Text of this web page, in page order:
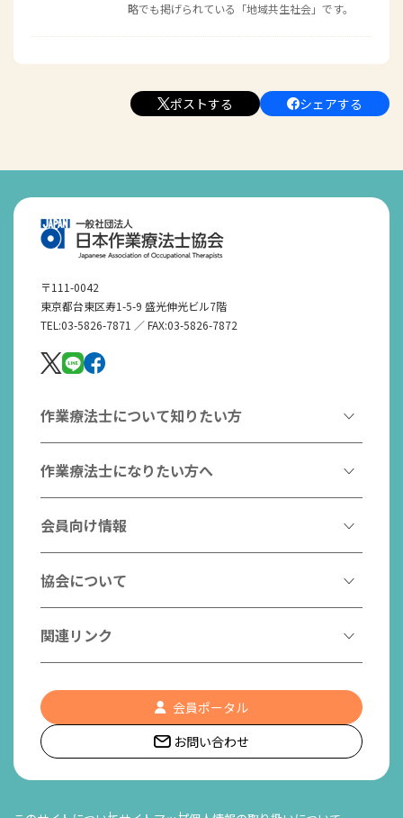
略でも掲げられている「地域共生社会」です。
ポストする シェアする
〒111-0042
東京都台東区寿1-5-9 盛光伸光ビル7階
TEL:03-5826-7871 ／ FAX:03-5826-7872
作業療法士について知りたい方
作業療法とは
作業療法士とは
はたらく作業療法士
作業療法士のスゴ技
作業療法士の支援を受ける
チームの中で活躍する作業療法士
認知症の方への作業療法
作業療法士になりたい方へ
作業療法士になるには
作業療法士として活躍する先輩
こんなところで活躍！作業療法士
作業療法士養成校一覧
入会案内
会員向け情報
協会からのお知らせ
研修会一覧
日本作業療法学会
協会について
会長挨拶
社員名簿
組織図
作業療法の定義
関連リンク
都道府県作業療法士会
作業療法士養成校一覧
世界作業療法士連盟 (WFOT)
日本作業療法士連盟
会員ポータル
お問い合わせ